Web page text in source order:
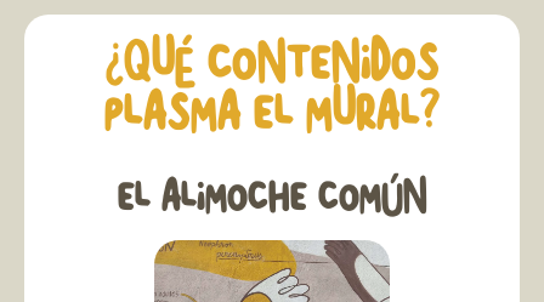
¿QUÉ CONTENIDOS
PLASMA EL MURAL?
EL ALIMOCHE COMÚN